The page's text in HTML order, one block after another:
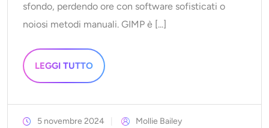
sfondo, perdendo ore con software sofisticati o
noiosi metodi manuali. GIMP è [...]
LEGGI TUTTO
5 novembre 2024 Mollie Bailey